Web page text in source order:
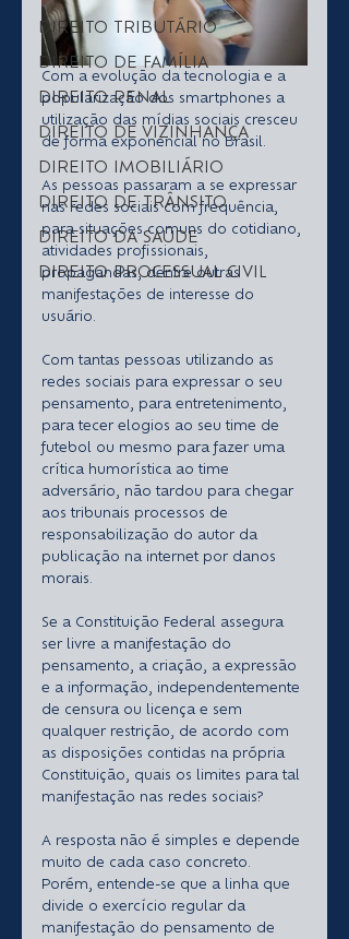
DIREITO TRIBUTÁRIO
DIREITO DE FAMÍLIA
DIREITO PENAL
DIREITO DE VIZINHANÇA
DIREITO IMOBILIÁRIO
DIREITO DE TRÂNSITO
DIREITO DA SAÚDE
DIREITO PROCESSUAL CIVIL
Com a evolução da tecnologia e a
popularização dos smartphones a
utilização das mídias sociais cresceu
de forma exponencial no Brasil.
As pessoas passaram a se expressar
nas redes sociais com frequência,
para situações comuns do cotidiano,
atividades profissionais,
propagandas, dentre outras
manifestações de interesse do
usuário.
Com tantas pessoas utilizando as
redes sociais para expressar o seu
pensamento, para entretenimento,
para tecer elogios ao seu time de
futebol ou mesmo para fazer uma
crítica humorística ao time
adversário, não tardou para chegar
aos tribunais processos de
responsabilização do autor da
publicação na internet por danos
morais.
Se a Constituição Federal assegura
ser livre a manifestação do
pensamento, a criação, a expressão
e a informação, independentemente
de censura ou licença e sem
qualquer restrição, de acordo com
as disposições contidas na própria
Constituição, quais os limites para tal
manifestação nas redes sociais?
A resposta não é simples e depende
muito de cada caso concreto.
Porém, entende-se que a linha que
divide o exercício regular da
manifestação do pensamento de